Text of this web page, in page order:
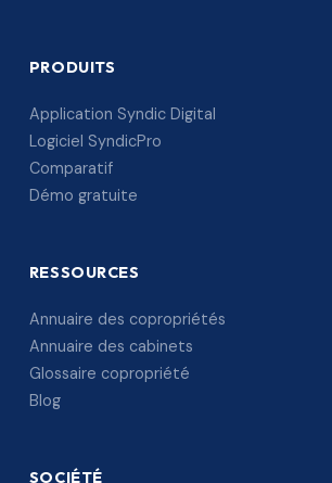
PRODUITS
Application Syndic Digital
Logiciel SyndicPro
Comparatif
Démo gratuite
RESSOURCES
Annuaire des copropriétés
Annuaire des cabinets
Glossaire copropriété
Blog
SOCIÉTÉ